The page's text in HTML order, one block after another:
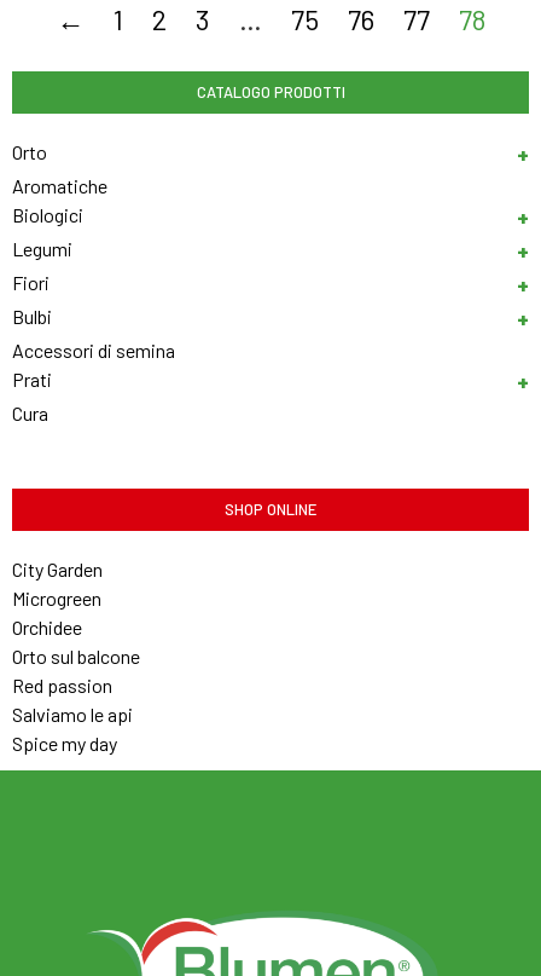
CATALOGO PRODOTTI
Orto
Aromatiche
Biologici
Legumi
Fiori
Bulbi
Accessori di semina
Prati
Cura
SHOP ONLINE
City Garden
Microgreen
Orchidee
Orto sul balcone
Red passion
Salviamo le api
Spice my day
← 1 2 3 … 75 76 77 78